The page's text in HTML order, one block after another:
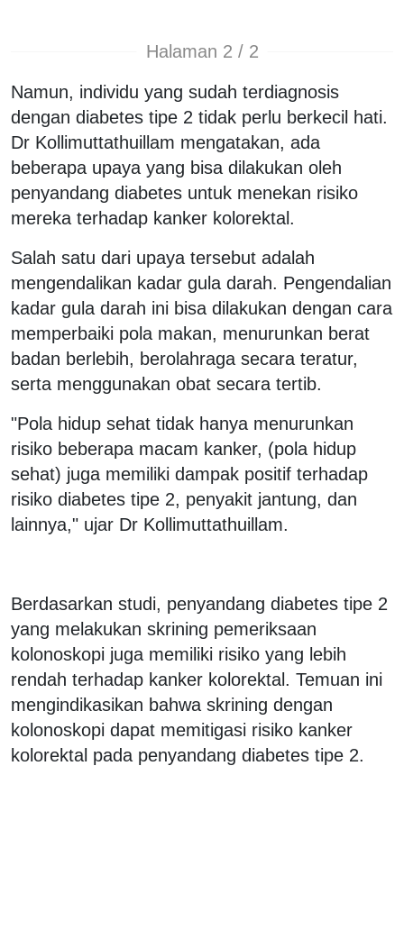
Halaman 2 / 2
Namun, individu yang sudah terdiagnosis
dengan diabetes tipe 2 tidak perlu berkecil hati.
Dr Kollimuttathuillam mengatakan, ada
beberapa upaya yang bisa dilakukan oleh
penyandang diabetes untuk menekan risiko
mereka terhadap kanker kolorektal.
Salah satu dari upaya tersebut adalah
mengendalikan kadar gula darah. Pengendalian
kadar gula darah ini bisa dilakukan dengan cara
memperbaiki pola makan, menurunkan berat
badan berlebih, berolahraga secara teratur,
serta menggunakan obat secara tertib.
"Pola hidup sehat tidak hanya menurunkan
risiko beberapa macam kanker, (pola hidup
sehat) juga memiliki dampak positif terhadap
risiko diabetes tipe 2, penyakit jantung, dan
lainnya," ujar Dr Kollimuttathuillam.
Berdasarkan studi, penyandang diabetes tipe 2
yang melakukan skrining pemeriksaan
kolonoskopi juga memiliki risiko yang lebih
rendah terhadap kanker kolorektal. Temuan ini
mengindikasikan bahwa skrining dengan
kolonoskopi dapat memitigasi risiko kanker
kolorektal pada penyandang diabetes tipe 2.